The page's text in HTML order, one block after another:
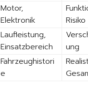
Motor,
Elektronik
Risiko
Laufleistung,
Einsatzbereich
ung
Fahrzeughistori
e